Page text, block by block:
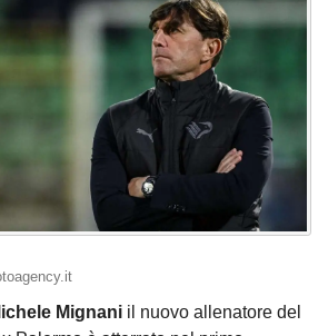
Mignani il nuovo allenatore del